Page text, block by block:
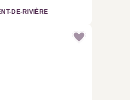
DE-RIVIÈRE